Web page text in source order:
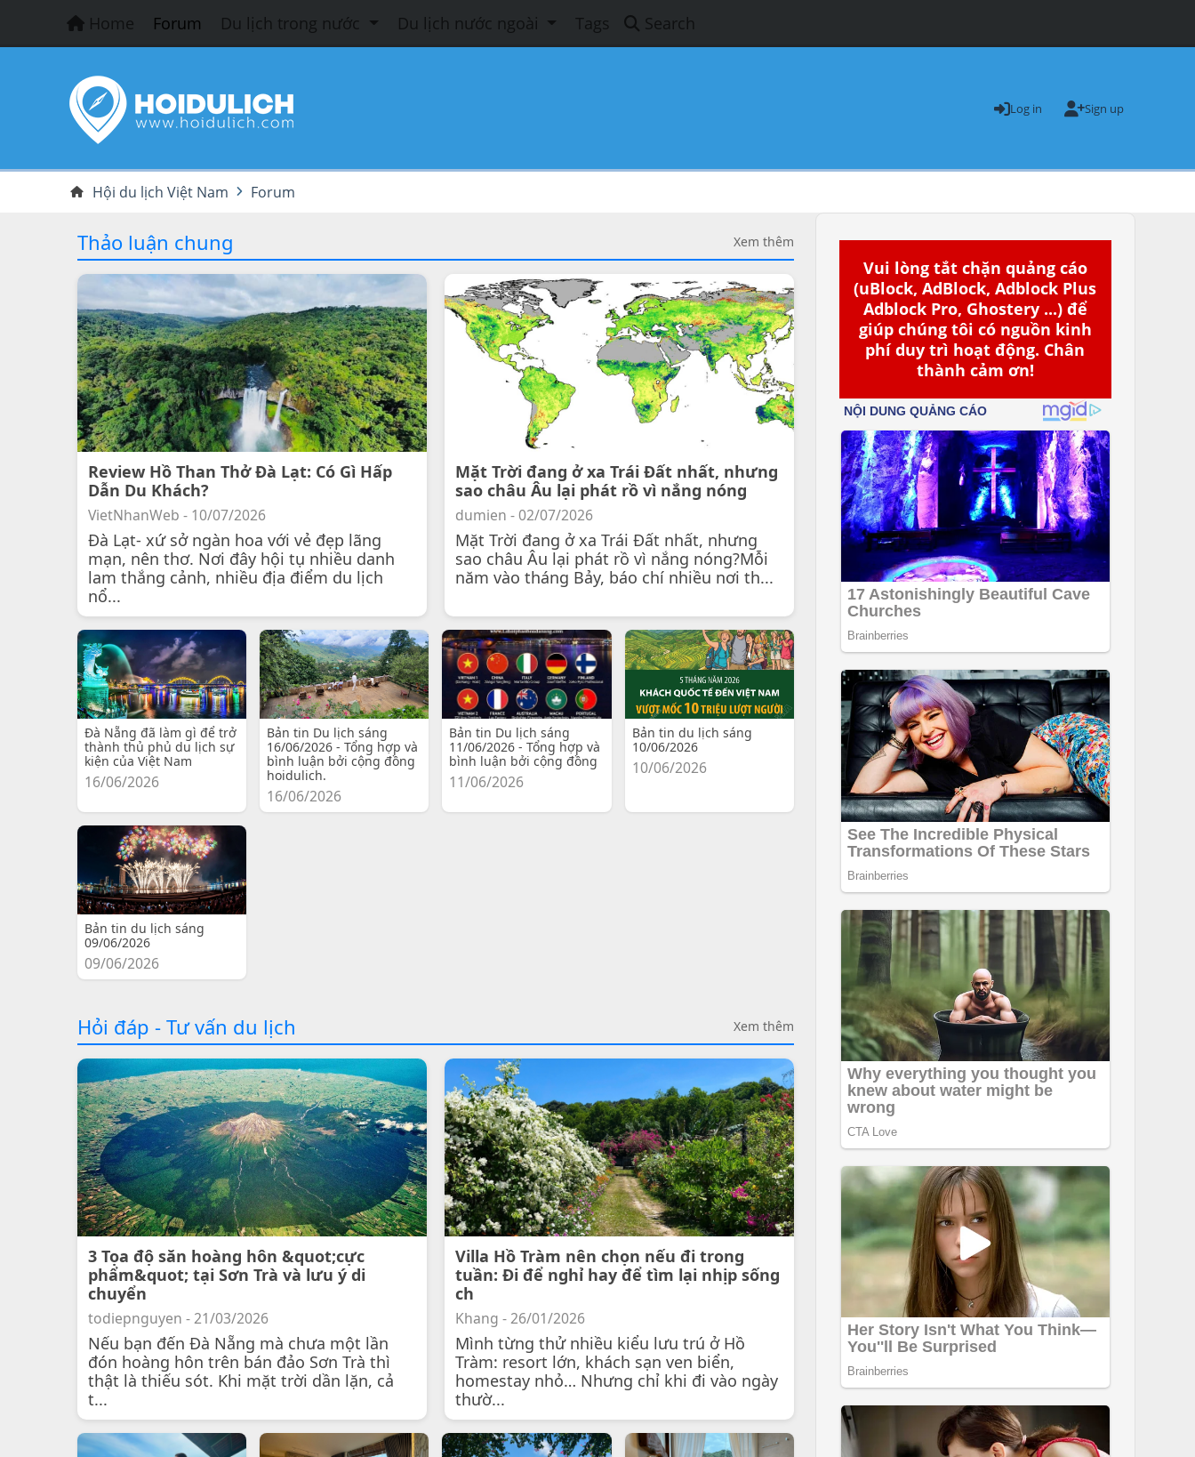
Home Forum Du lịch trong nước Du lịch nước ngoài Tags Search
Log in Sign up
Hội du lịch Việt Nam Forum
Vui lòng tắt chặn quảng cáo
(uBlock, AdBlock, Adblock Plus
Adblock Pro, Ghostery ...) để
giúp chúng tôi có nguồn kinh
phí duy trì hoạt động. Chân
thành cảm ơn!
Thảo luận chung Xem thêm
Review Hồ Than Thở Đà Lạt: Có Gì Hấp
Dẫn Du Khách?
VietNhanWeb - 10/07/2026
Đà Lạt- xứ sở ngàn hoa với vẻ đẹp lãng
mạn, nên thơ. Nơi đây hội tụ nhiều danh
lam thắng cảnh, nhiều địa điểm du lịch
nổ...
Mặt Trời đang ở xa Trái Đất nhất, nhưng
sao châu Âu lại phát rồ vì nắng nóng
dumien - 02/07/2026
Mặt Trời đang ở xa Trái Đất nhất, nhưng
sao châu Âu lại phát rồ vì nắng nóng?Mỗi
năm vào tháng Bảy, báo chí nhiều nơi th...
Đà Nẵng đã làm gì để trở
thành thủ phủ du lịch sự
kiện của Việt Nam
16/06/2026
Bản tin Du lịch sáng
16/06/2026 - Tổng hợp và
bình luận bởi cộng đồng
hoidulich.
16/06/2026
Bản tin Du lịch sáng
11/06/2026 - Tổng hợp và
bình luận bởi cộng đồng
11/06/2026
Bản tin du lịch sáng
10/06/2026
10/06/2026
Bản tin du lịch sáng
09/06/2026
09/06/2026
Hỏi đáp - Tư vấn du lịch Xem thêm
3 Tọa độ săn hoàng hôn &quot;cực
phẩm&quot; tại Sơn Trà và lưu ý di
chuyển
todiepnguyen - 21/03/2026
Nếu bạn đến Đà Nẵng mà chưa một lần
đón hoàng hôn trên bán đảo Sơn Trà thì
thật là thiếu sót. Khi mặt trời dần lặn, cả
t...
Villa Hồ Tràm nên chọn nếu đi trong
tuần: Đi để nghỉ hay để tìm lại nhịp sống
ch
Khang - 26/01/2026
Mình từng thử nhiều kiểu lưu trú ở Hồ
Tràm: resort lớn, khách sạn ven biển,
homestay nhỏ… Nhưng chỉ khi đi vào ngày
thườ...